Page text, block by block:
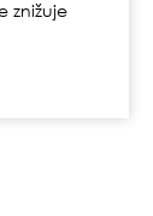
znižuje